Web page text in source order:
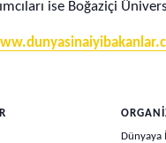
ise Boğaziçi
Dünyaya